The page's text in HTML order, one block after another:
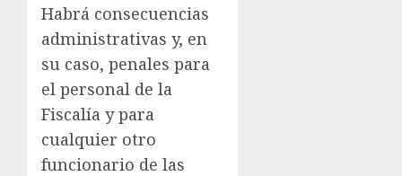
Habrá consecuencias
administrativas y, en
su caso, penales para
el personal de la
Fiscalía y para
cualquier otro
funcionario de las